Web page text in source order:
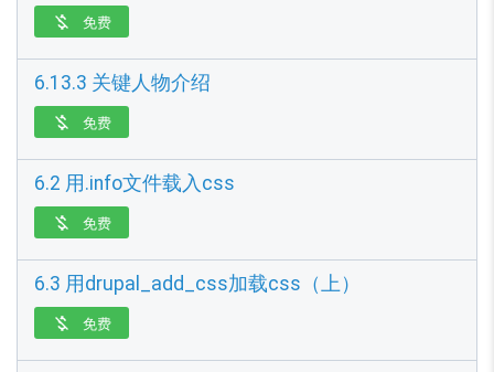
 免费
6.13.3 关键人物介绍
 免费
6.2 用.info文件载入css
 免费
6.3 用drupal_add_css加载css（上）
 免费